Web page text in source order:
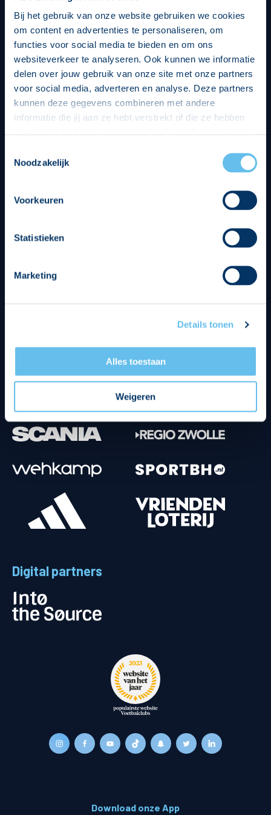
Bij het gebruik van onze website gebruiken we cookies
om content en advertenties te personaliseren, om
functies voor social media te bieden en om ons
websiteverkeer te analyseren. Ook kunnen we informatie
delen over jouw gebruik van onze site met onze partners
voor social media, adverteren en analyse. Deze partners
kunnen deze gegevens combineren met andere
informatie die jij aan ze hebt verstrekt of die ze hebben
op een veilige en integere wijze. Je kunt je toestemming
beheren op de privacy- en cookieverklaring pagina.
Noodzakelijk
Voorkeuren
Statistieken
Marketing
Details tonen
Alles toestaan
Weigeren
Digital partners
Download onze App